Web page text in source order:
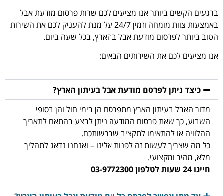
ברגעים הקשים ביותר אנו מציעים לכם שרות פרסום מודעת אבל
באמצעות צוות מומחה וזמין 24/7 על מנת להעניק לכם את השירות
הטוב ביותר לפרסום מודעת אבל בהארץ, בכל שעה ביום.
אנו מציעים לכם את השירותים הבאים:
כיצד ניתן לפרסם מודעת אבל בעיתון הארץ?
מדור האבל בעיתון הארץ מתפרסם הן בימי חול והן בסופי
השבוע, כך שאת פרסום המודעה ניתן לבצע בהתאם לתאריך
ההלוויה או להתאימו לתקציב שברשותכם.
כל מה שצריך לעשות זה לפנות אלינו – ואנחנו נדאג לתהליך
מלא, מהיר ומקצועי.
חייגו 24 שעות לטלפון 03-9772300